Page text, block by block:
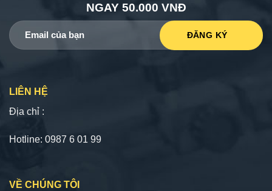
NGAY 50.000 VNĐ
LIÊN HỆ
Địa chỉ :
Hotline: 0987 6 01 99
VỀ CHÚNG TÔI